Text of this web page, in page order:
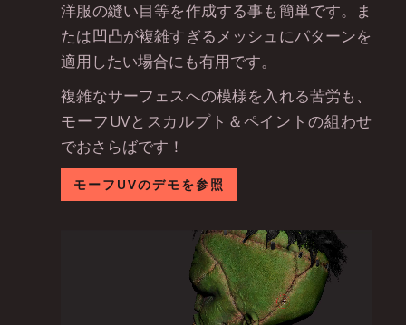
洋服の縫い目等を作成する事も簡単です。ま
たは凹凸が複雑すぎるメッシュにパターンを
適用したい場合にも有用です。
複雑なサーフェスへの模様を入れる苦労も、
モーフUVとスカルプト＆ペイントの組わせ
でおさらばです！
モーフUVのデモを参照